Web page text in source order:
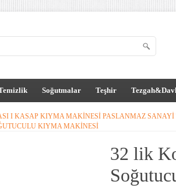
Soğutmalar Teşhir
I KASAP KIYMA MAKINESI PASLANMAZ SANAYI
KIYMA MAKINESI
32 lik